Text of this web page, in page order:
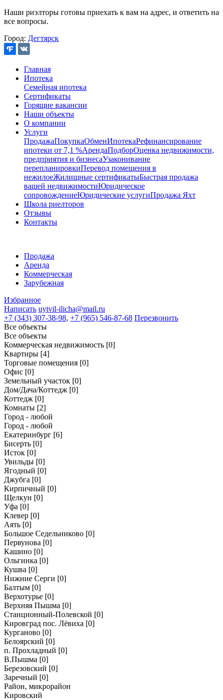
Наши риэлторы готовы приехать к вам на адрес, и ответить на
все вопросы.
Город: Дегтярск
Главная
Ипотека
Семейная ипотека
Сертификаты
Горящие вакансии
Наши объекты
О компании
Услуги
ПродажаПокупкаОбменИпотекаРефинансирование
ипотеки от 7,1 %АрендаПодборОценка недвижимости,
предприятия и бизнесаУзаконивание
перепланировкиПеревод помещения в
нежилоеЖилищные сертификатыБыстрая продажа
вашей недвижимостиЮридическое
сопровождениеЮридические услугиПродажа Яхт
Школа риелторов
Отзывы
Контакты
Продажа
Аренда
Коммерческая
Зарубежная
Избранное
Написать uytvil-ilicha@mail.ru
+7 (343) 307-38-98, +7 (965) 546-87-68 Перезвонить
Все объекты
Все объекты
Коммерческая недвижимость [0]
Квартиры [4]
Торговые помещения [0]
Офис [0]
Земельный участок [0]
Дом/Дача/Коттедж [0]
Коттедж [0]
Комнаты [2]
Город - любой
Город - любой
Екатеринбург [6]
Бисерть [0]
Исток [0]
Увильды [0]
Ягодный [0]
Джубга [0]
Кирпичный [0]
Щелкун [0]
Уфа [0]
Клевер [0]
Аять [0]
Большое Седельниково [0]
Первунова [0]
Кашино [0]
Ольгинка [0]
Кушва [0]
Нижние Серги [0]
Балтым [0]
Верхотурье [0]
Верхняя Пышма [0]
Станционный-Полевской [0]
Кировград пос. Лёвиха [0]
Курганово [0]
Белоярский [0]
п. Прохладный [0]
В.Пышма [0]
Березовский [0]
Заречный [0]
Район, микрорайон
Кировский